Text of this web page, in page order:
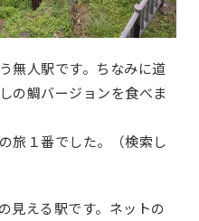
無人駅です。ちなみに道
の鯛バージョンを食べま
旅１番でした。（検索し
見える駅です。ネットの